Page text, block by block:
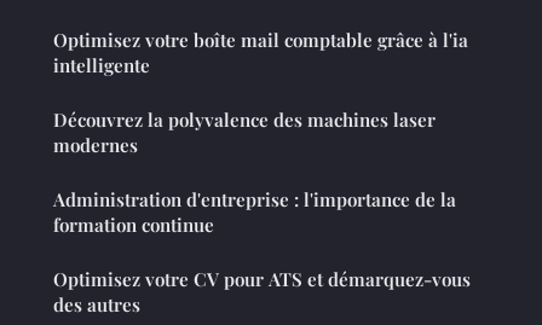
Optimisez votre boîte mail comptable grâce à l'ia
intelligente
Découvrez la polyvalence des machines laser
modernes
Administration d'entreprise : l'importance de la
formation continue
Optimisez votre CV pour ATS et démarquez-vous
des autres